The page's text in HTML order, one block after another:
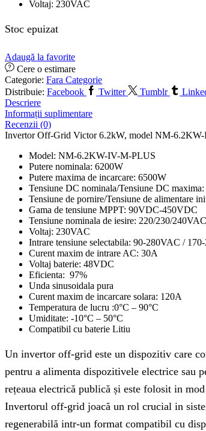
Voltaj: 230VAC
Stoc epuizat
Adaugă la favorite
Cere o estimare
Categorie: Fara Categorie
Distribuie: Facebook Twitter Tumblr
Descriere
Informații suplimentare
Recenzii (0)
Invertor Off-Grid Victor 6.2kW, model NM-6.2KW-
Model: NM-6.2KW-IV-M-PLUS
Putere nominala: 6200W
Putere maxima de incarcare: 6500W
Tensiune DC nominala/Tensiune DC
Tensiune de pornire/Tensiune de alimentare
Gama de tensiune MPPT: 90VDC-450VDC
Tensiune nominala de iesire: 220/230/240VAC
Voltaj: 230VAC
Intrare tensiune selectabila: 90-280VAC /
Curent maxim de intrare AC: 30A
Voltaj baterie: 48VDC
Eficienta: 97%
Unda sinusoidala pura
Curent maxim de incarcare solara: 120A
Temperatura de lucru :0°C – 90°C
Umiditate: -10°C – 50°C
Compatibil cu baterie Litiu
Un invertor off-grid este un dispozitiv care
pentru a alimenta dispozitivele electrice sau
rețeaua electrică publică și este folosit in
Invertorul off-grid joacă un rol crucial in
regenerabilă intr-un format compatibil cu